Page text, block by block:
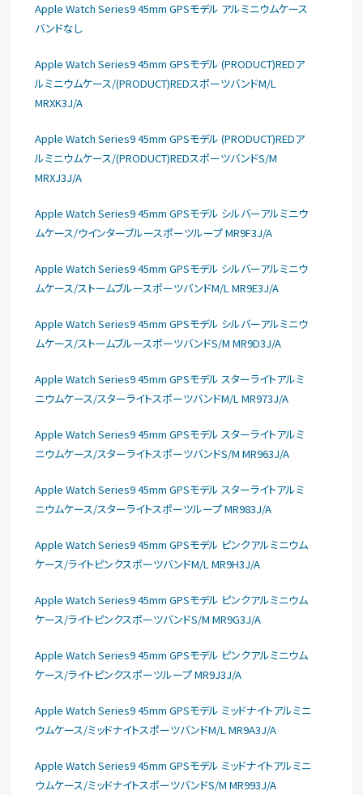
Apple Watch Series9 45mm GPSモデル アルミニウムケース
バンドなし
Apple Watch Series9 45mm GPSモデル (PRODUCT)REDア
ルミニウムケース/(PRODUCT)REDスポーツバンドM/L
MRXK3J/A
Apple Watch Series9 45mm GPSモデル (PRODUCT)REDア
ルミニウムケース/(PRODUCT)REDスポーツバンドS/M
MRXJ3J/A
Apple Watch Series9 45mm GPSモデル シルバーアルミニウ
ムケース/ウインターブルースポーツループ MR9F3J/A
Apple Watch Series9 45mm GPSモデル シルバーアルミニウ
ムケース/ストームブルースポーツバンドM/L MR9E3J/A
Apple Watch Series9 45mm GPSモデル シルバーアルミニウ
ムケース/ストームブルースポーツバンドS/M MR9D3J/A
Apple Watch Series9 45mm GPSモデル スターライトアルミ
ニウムケース/スターライトスポーツバンドM/L MR973J/A
Apple Watch Series9 45mm GPSモデル スターライトアルミ
ニウムケース/スターライトスポーツバンドS/M MR963J/A
Apple Watch Series9 45mm GPSモデル スターライトアルミ
ニウムケース/スターライトスポーツループ MR983J/A
Apple Watch Series9 45mm GPSモデル ピンクアルミニウム
ケース/ライトピンクスポーツバンドM/L MR9H3J/A
Apple Watch Series9 45mm GPSモデル ピンクアルミニウム
ケース/ライトピンクスポーツバンドS/M MR9G3J/A
Apple Watch Series9 45mm GPSモデル ピンクアルミニウム
ケース/ライトピンクスポーツループ MR9J3J/A
Apple Watch Series9 45mm GPSモデル ミッドナイトアルミニ
ウムケース/ミッドナイトスポーツバンドM/L MR9A3J/A
Apple Watch Series9 45mm GPSモデル ミッドナイトアルミニ
ウムケース/ミッドナイトスポーツバンドS/M MR993J/A